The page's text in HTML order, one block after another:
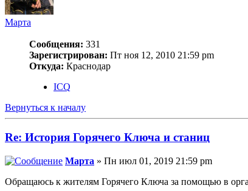
Марта
Сообщения: 331
Зарегистрирован: Пт ноя 12, 2010 21:59 pm
Откуда: Краснодар
ICQ
Вернуться к началу
Re: История Горячего Ключа и станиц
Марта » Пн июл 01, 2019 21:59 pm
Обращаюсь к жителям Горячего Ключа за помощью в